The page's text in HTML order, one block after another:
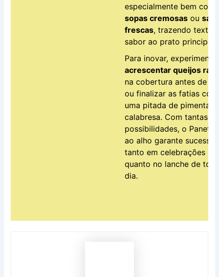
especialmente bem com
sopas cremosas ou
frescas, trazendo
sabor ao prato principal.
Para inovar, experimente
acrescentar queijos
na cobertura antes de
ou finalizar as fatias com
uma pitada de pimenta
calabresa. Com tantas
possibilidades, o
ao alho garante sucesso
tanto em celebrações
quanto no lanche de
dia.